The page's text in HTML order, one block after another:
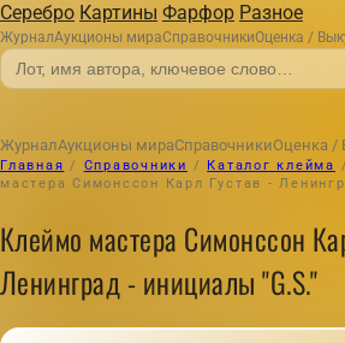
Серебро Картины Фарфор Разное
ЖурналАукционы мираСправочникиОценка /
ЖурналАукционы мираСправочникиОценка /
Главная / Справочники / Каталог клейма /
мастера Симонссон Карл Густав -
Клеймо мастера Симонссон
Ленинград - инициалы "G.S."